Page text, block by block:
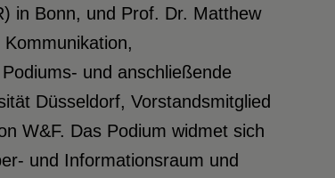
in Bonn, und Prof. Dr. Matthew
und anschließende
Düsseldorf, Vorstandsmitglied
W&F. Das Podium widmet sich
und Informationsraum und